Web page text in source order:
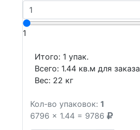
1
Итого: 1 упак.
Всего: 1.44 кв.м для заказа
Вес: 22 кг
Кол-во упаковок: 1
6796 x 1.44 = 9786